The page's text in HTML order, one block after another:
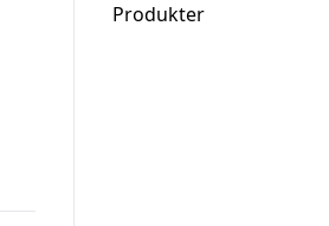
Produkter